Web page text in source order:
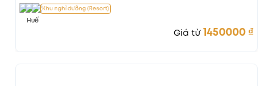
Khu nghỉ dưỡng (Resort)
Huế
Giá từ1450000 ₫